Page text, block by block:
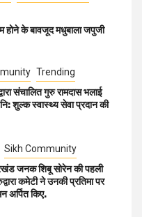
के बावजूद मधुबाला जपुजी
Trending
संचालित गुरु रामदास भलाई
शुल्क स्वास्थ्य सेवा प्रदान की
Sikh Community
जनक शिबू सोरेन की पहली
कमेटी ने उनकी प्रतिमा पर
अर्पित किए.